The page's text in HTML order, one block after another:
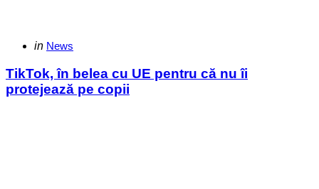
Categories
Posted
in News
TikTok, în belea cu UE pentru că nu îi
protejează pe copii